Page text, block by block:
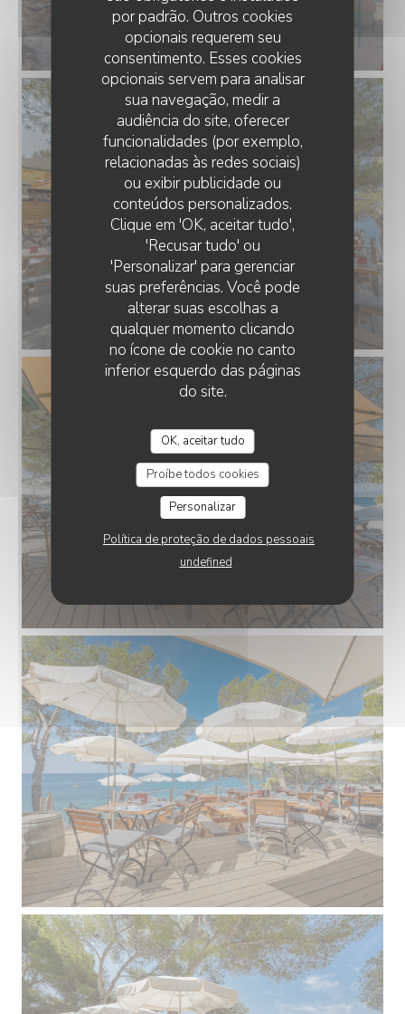
por padrão. Outros cookies
opcionais requerem seu
consentimento. Esses cookies
opcionais servem para analisar
sua navegação, medir a
audiência do site, oferecer
funcionalidades (por exemplo,
relacionadas às redes sociais)
ou exibir publicidade ou
conteúdos personalizados.
Clique em 'OK, aceitar tudo',
'Recusar tudo' ou
'Personalizar' para gerenciar
suas preferências. Você pode
alterar suas escolhas a
qualquer momento clicando
no ícone de cookie no canto
inferior esquerdo das páginas
do site.
OK, aceitar tudo
Proíbe todos cookies
Personalizar
Política de proteção de dados pessoais
undefined
LA PLAGE DE L'ÎLE D'OR